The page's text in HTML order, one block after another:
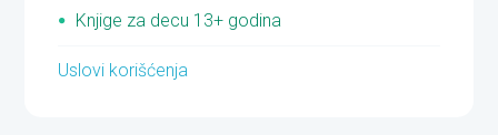
Knjige za decu 13+ godina
Uslovi korišćenja